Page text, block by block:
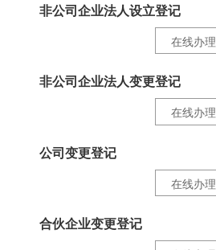
非公司企业法人设立登记
在线办理
非公司企业法人变更登记
在线办理
公司变更登记
在线办理
合伙企业变更登记